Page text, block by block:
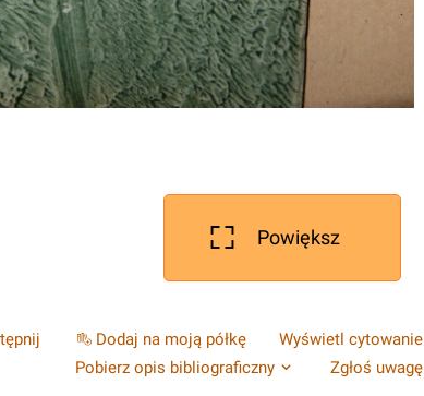
Powiększ
Dodaj na moją półkę
Wyświetl cytowanie
Pobierz opis bibliograficzny
Zgłoś uwagę